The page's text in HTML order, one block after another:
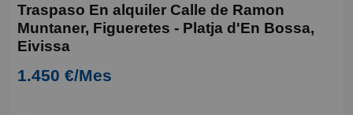
Traspaso En alquiler Calle de Ramon
Muntaner, Figueretes - Platja d'En Bossa,
Eivissa
1.450 €/Mes